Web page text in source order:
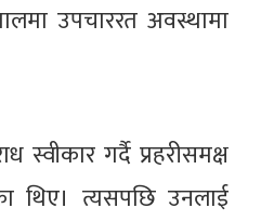
उपचाररत अवस्थामा
गर्दै प्रहरीसमक्ष
थिए। त्यसपछि उनलाई